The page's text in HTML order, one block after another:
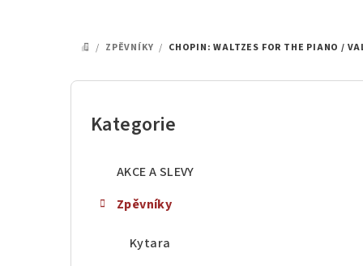
DOMŮ
/ ZPĚVNÍKY / CHOPIN: WALTZES FOR THE PIANO /
P
Přeskočit
Kategorie
AKCE A SLEVY
Zpěvníky
Kytara